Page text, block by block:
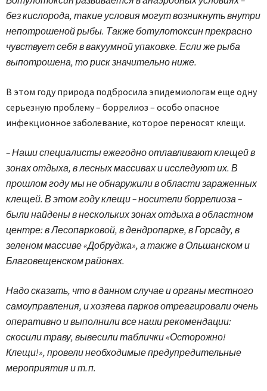
без кислорода, такие условия могут возникнуть внутри
непотрошеной рыбы. Также ботулотоксин прекрасно
чувствует себя в вакуумной упаковке. Если же рыба
выпотрошена, то риск значительно ниже.
В этом году природа подбросила эпидемиологам еще одну
серьезную проблему – боррелиоз – особо опасное
инфекционное заболевание, которое переносят клещи.
– Наши специалисты ежегодно отлавливают клещей в
зонах отдыха, в лесных массивах и исследуют их. В
прошлом году мы не обнаружили в области зараженных
клещей. В этом году клещи – носители боррелиоза –
были найдены в нескольких зонах отдыха в областном
центре: в Лесопарковой, в дендропарке, в Горсаду, в
зеленом массиве «Добруджа», а также в Ольшанском и
Благовещенском районах.
Надо сказать, что в данном случае и органы местного
самоуправления, и хозяева парков отреагировали очень
оперативно и выполнили все наши рекомендации:
скосили траву, вывесили таблички «Осторожно!
Клещи!», провели необходимые предупредительные
мероприятия и т. п.